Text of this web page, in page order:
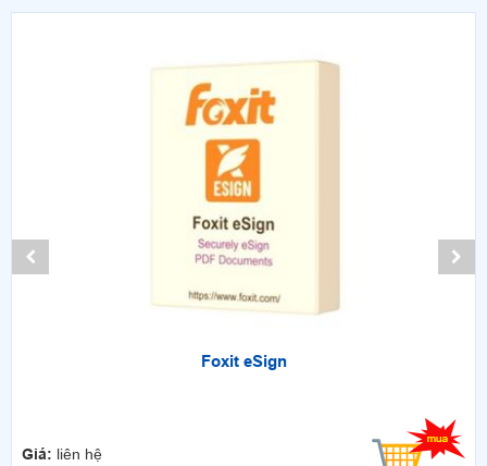
Foxit eSign
Giá: liên hệ